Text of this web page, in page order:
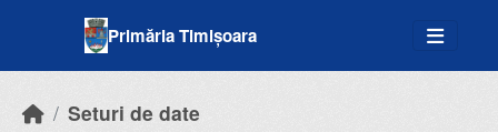
Primăria Timișoara
Seturi de date